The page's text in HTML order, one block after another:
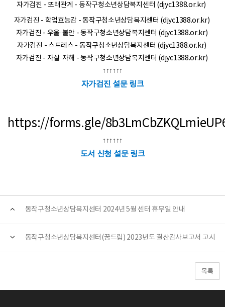
자가검진 - 또래관계 - 동작구청소년상담복지센터 (djyc1388.or.kr)
자가검진 - 학업효능감 - 동작구청소년상담복지센터 (djyc1388.or.kr)
자가검진 - 우울·불안 - 동작구청소년상담복지센터 (djyc1388.or.kr)
자가검진 - 스트레스 - 동작구청소년상담복지센터 (djyc1388.or.kr)
자가검진 - 자살·자해 - 동작구청소년상담복지센터 (djyc1388.or.kr)
↑↑↑↑↑↑
자가검진 설문 링크
https://forms.gle/
↑↑↑↑↑↑
도서 신청 설문 링크
동작구청소년상담복지센터 2024년 5월 센터 휴무일 안내
동작구청소년상담복지센터(꿈드림) 2023년도 결산감사보고서 고시
목록